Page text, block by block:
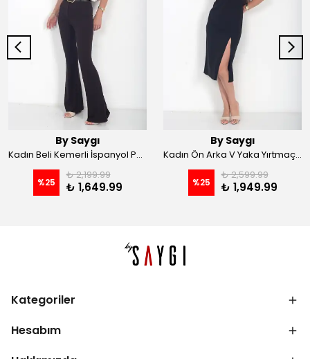
By Saygı
Kadın Beli Kemerli İspanyol Paça Likralı Krep Pantolon - Kahve
%25
₺ 2,199.99
₺ 1,649.99
By Saygı
Kadın Ön Arka V Yaka Yırtmaçlı Likralı Scuba Midi Elbise - Siyah
%25
₺ 2,599.99
₺ 1,949.99
Kategoriler
Hesabım